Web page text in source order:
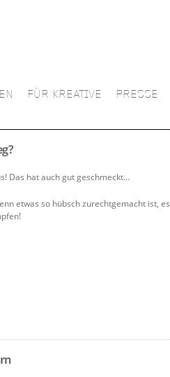
FÜR KREATIVE PRESSE
Das hat auch gut geschmeckt…
etwas so hübsch zurechtgemacht ist, es
!